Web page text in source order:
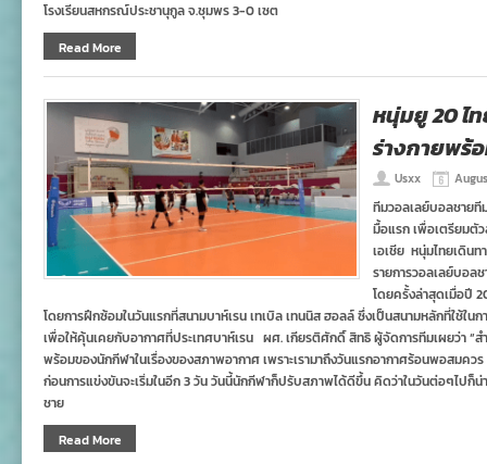
โรงเรียนสหกรณ์ประชานุกูล จ.ชุมพร 3-0 เซต
Read More
หนุ่มยู 20 ไ
ร่างกายพร้
Usxx
ทีมวอลเลย์บอลชายที
มื้อแรก เพื่อเตรียมตั
เอเชีย หนุ่มไทยเดินท
รายการวอลเลย์บอล
โดยครั้งล่าสุดเมื่อปี
โดยการฝึกซ้อมในวันแรกที่สนามบาห์เรน เทเบิล เทนนิส ฮอลล์ ซึ่งเป็นสนามหลักที่ใช้ใ
เพื่อให้คุ้นเคยกับอากาศที่ประเทศบาห์เรน ผศ. เกียรติศักดิ์ สิทธิ ผู้จัดการทีมเผยว่า “ส
พร้อมของนักกีฬาในเรื่องของสภาพอากาศ เพราะเรามาถึงวันแรกอากาศร้อนพอสมคว
ก่อนการแข่งขันจะเริ่มในอีก 3 วัน วันนี้นักกีฬาก็ปรับสภาพได้ดีขึ้น คิดว่าในวันต่อๆไปก็
ชาย
Read More